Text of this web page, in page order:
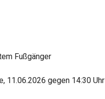
Fußgänger
11.06.2026 gegen 14:30 Uhr